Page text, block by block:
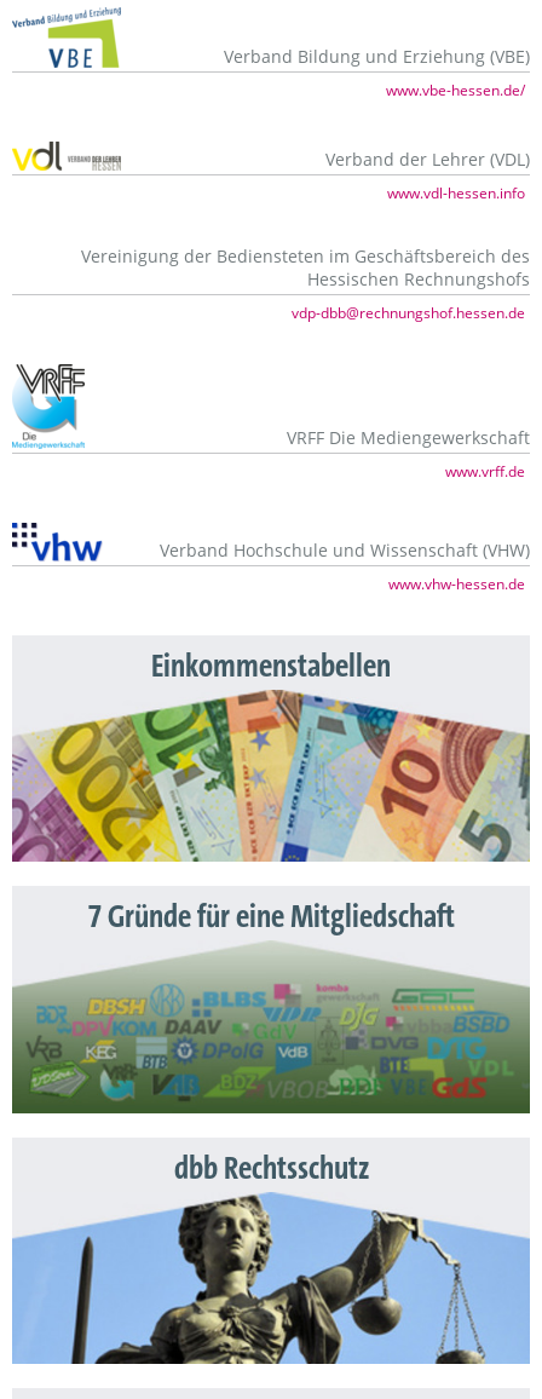
Verband Bildung und Erziehung (VBE)
www.vbe-hessen.de/
Verband der Lehrer (VDL)
www.vdl-hessen.info
Vereinigung der Bediensteten im Geschäftsbereich des
Hessischen Rechnungshofs
vdp-dbb@rechnungshof.hessen.de
VRFF Die Mediengewerkschaft
www.vrff.de
Verband Hochschule und Wissenschaft (VHW)
www.vhw-hessen.de
Einkommenstabellen
7 Gründe für eine Mitgliedschaft
dbb Rechtsschutz